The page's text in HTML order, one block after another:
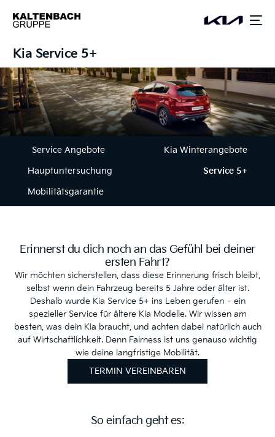
springen
Kia Service 5+
Service Angebote
Kia Winterangebote
Hauptuntersuchung
Service 5+
Mobilitätsgarantie
Kia Service 5+
Dein Kia ist älter als fünf Jahre?
Dann haben wir ein smartes Angebot für dich.
Erinnerst du dich noch an das Gefühl bei deiner
ersten Fahrt?
Wir möchten sicherstellen, dass diese Erinnerung frisch bleibt,
selbst wenn dein Fahrzeug bereits 5 Jahre oder älter ist.
Deshalb wurde Kia Service 5+ ins Leben gerufen – ein
spezieller Service für ältere Kia Modelle. Wir wissen am
besten, was dein Kia braucht, und achten dabei natürlich auch
auf Wirtschaftlichkeit. Denn Fairness ist uns genauso wichtig
wie deine langfristige Mobilität.
TERMIN VEREINBAREN
So einfach geht es: